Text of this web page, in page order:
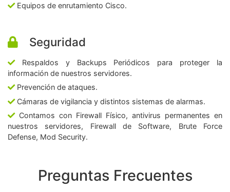
Equipos de enrutamiento Cisco.
Seguridad
Respaldos y Backups Periódicos para proteger la
información de nuestros servidores.
Prevención de ataques.
Cámaras de vigilancia y distintos sistemas de alarmas.
Contamos con Firewall Físico, antivirus permanentes en
nuestros servidores, Firewall de Software, Brute Force
Defense, Mod Security.
Preguntas Frecuentes